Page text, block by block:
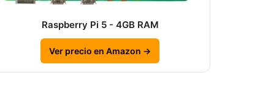
Raspberry Pi 5 - 4GB RAM
Ver precio en Amazon →